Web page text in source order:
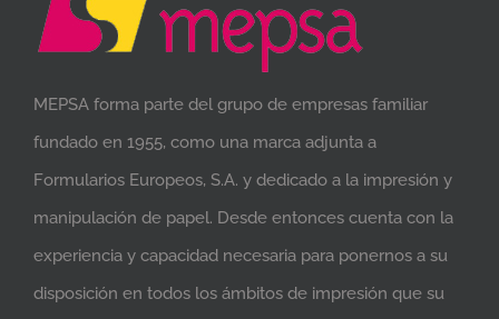
MEPSA forma parte del grupo de empresas familiar
fundado en 1955, como una marca adjunta a
Formularios Europeos, S.A. y dedicado a la impresión y
manipulación de papel. Desde entonces cuenta con la
experiencia y capacidad necesaria para ponernos a su
disposición en todos los ámbitos de impresión que su